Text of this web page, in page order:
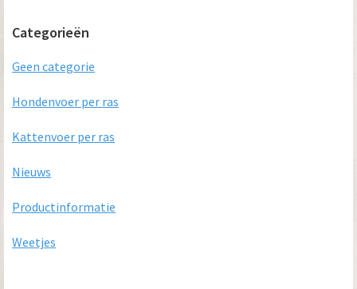
Categorieën
Geen categorie
Hondenvoer per ras
Kattenvoer per ras
Nieuws
Productinformatie
Weetjes